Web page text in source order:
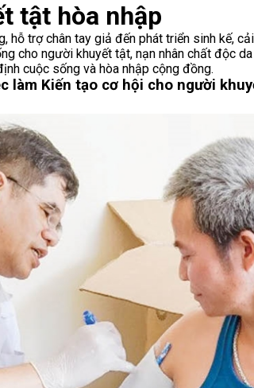
tật hòa nhập
hỗ trợ chân tay giả đến phát triển sinh kế,
cho người khuyết tật, nạn nhân chất độc
cuộc sống và hòa nhập cộng đồng.
làm Kiến tạo cơ hội cho người